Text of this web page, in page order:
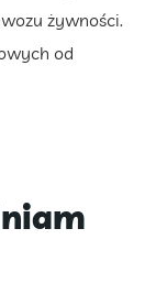
żywności.
od